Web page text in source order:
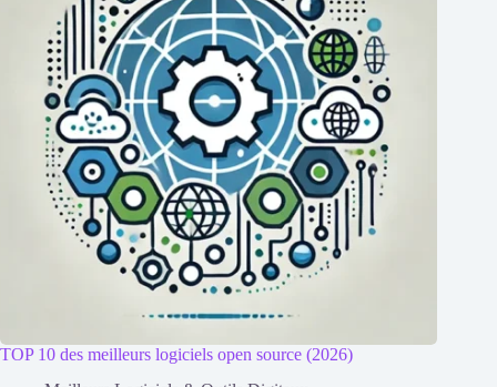
TOP 10 des meilleurs logiciels open source (2026)